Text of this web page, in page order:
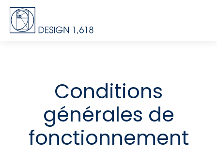
Conditions
générales de
fonctionnement